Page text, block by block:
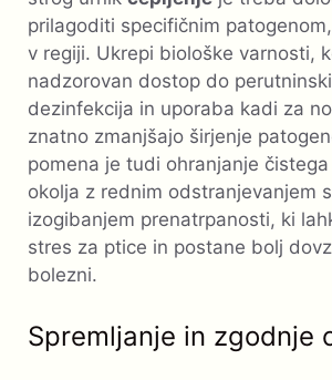
prilagoditi specifičnim
v regiji. Ukrepi biološke varnosti,
nadzorovan dostop do
dezinfekcija in uporaba kadi za
znatno zmanjšajo širjenje
pomena je tudi ohranjanje
okolja z rednim odstranjevanjem
izogibanjem prenatrpanosti, ki
stres za ptice in postane bolj
bolezni.
Spremljanje in zgodnje